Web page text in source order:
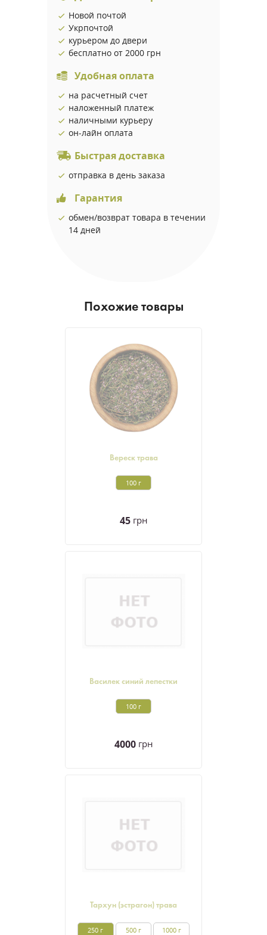
Новой почтой
Укрпочтой
курьером до двери
бесплатно от 2000 грн
Удобная оплата
на расчетный счет
наложенный платеж
наличными курьеру
он-лайн оплата
Быстрая доставка
отправка в день заказа
Гарантия
обмен/возврат товара в течении
14 дней
Похожие товары
Вереск трава
100 г
45 грн
Василек синий лепестки
100 г
4000 грн
Тархун (эстрагон) трава
250 г 500 г 1000 г